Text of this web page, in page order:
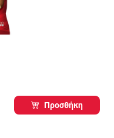
Προσθήκη